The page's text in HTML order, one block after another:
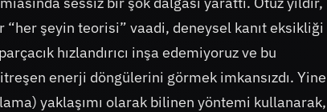
şeyin teorisi” vaadi, deneysel kanıt eksikliği
hızlandırıcı inşa edemiyoruz ve bu
enerji döngülerini görmek imkansızdı. Yine
yaklaşımı olarak bilinen yöntemi kullanarak,